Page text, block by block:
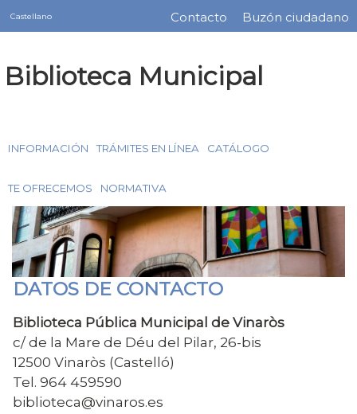
Pasar
al
principal
Castellano
Menú
superior
Contacto Buzón ciudadano
Biblioteca Municipal
INFORMACIÓN TRÁMITES EN LÍNEA CATÁLOGO
TE OFRECEMOS NORMATIVA
DATOS DE CONTACTO
Biblioteca Pública Municipal de Vinaròs
c/ de la Mare de Déu del Pilar, 26-bis
12500 Vinaròs (Castelló)
Tel. 964 459590
biblioteca@vinaros.es